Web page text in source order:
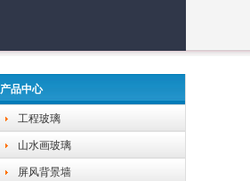
产品中心
工程玻璃
山水画玻璃
屏风背景墙